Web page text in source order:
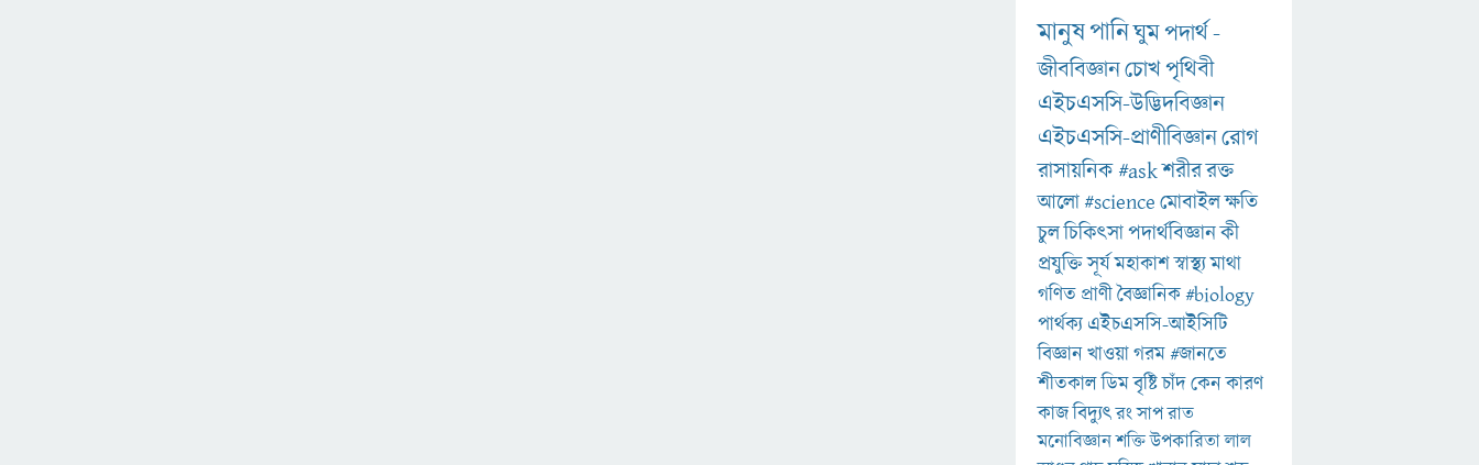
মানুষপানিঘুমপদার্থ-
জীববিজ্ঞানচোখপৃথিবী
এইচএসসি-উদ্ভিদবিজ্ঞান
এইচএসসি-প্রাণীবিজ্ঞানরোগ
রাসায়নিক#askশরীররক্ত
আলো#scienceমোবাইলক্ষতি
চুলচিকিৎসাপদার্থবিজ্ঞানকী
প্রযুক্তিসূর্যমহাকাশস্বাস্থ্যমাথা
গণিত প্রাণীবৈজ্ঞানিক#biology
পার্থক্য এইচএসসি-আইসিটি
বিজ্ঞানখাওয়াগরম#জানতে
শীতকালডিমবৃষ্টিচাঁদকেনকারণ
কাজবিদ্যুৎরংসাপরাত
মনোবিজ্ঞানশক্তিউপকারিতালাল